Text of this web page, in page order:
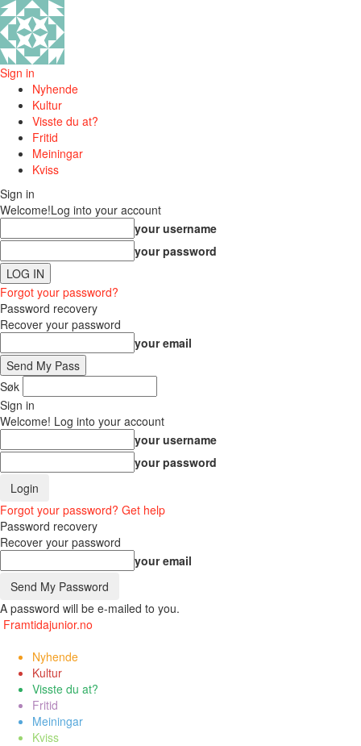
Sign in
Nyhende
Kultur
Visste du at?
Fritid
Meiningar
Kviss
Sign in
Welcome!Log into your account
your username
your password
Forgot your password?
Password recovery
Recover your password
your email
Søk
Sign in
Welcome! Log into your account
your username
your password
Forgot your password? Get help
Password recovery
Recover your password
your email
A password will be e-mailed to you.
Framtidajunior.no
Nyhende
Kultur
Visste du at?
Fritid
Meiningar
Kviss